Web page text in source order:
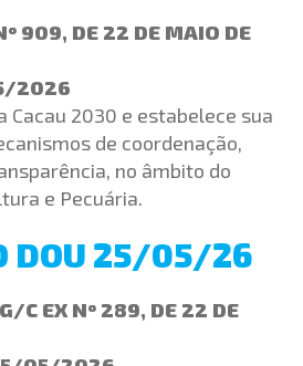
909, DE 22 DE MAIO DE
2026
Cacau 2030 e estabelece sua
de coordenação,
no âmbito do
e Pecuária.
DOU 25/05/26
C EX Nº 289, DE 22 DE